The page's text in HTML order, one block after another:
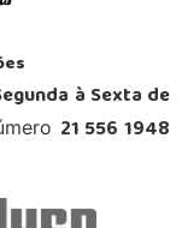
à Sexta de
21 556 1948